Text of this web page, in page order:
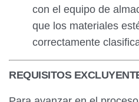
con el equipo de
que los materiales
correctamente
REQUISITOS